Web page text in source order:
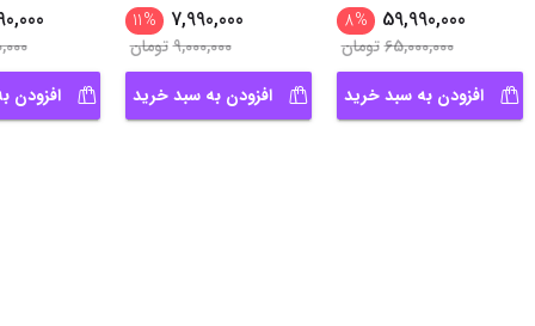
59,990,000
%
8
65,000,000تومان
افزودن به سبد خرید
7,990,000
%
11
9,000,000تومان
افزودن به سبد خرید
افزودن